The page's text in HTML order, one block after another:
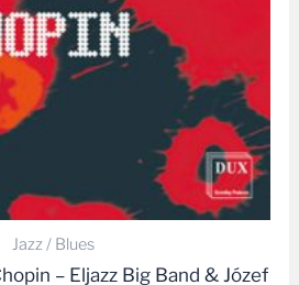
Jazz / Blues
– Eljazz Big Band & Józef